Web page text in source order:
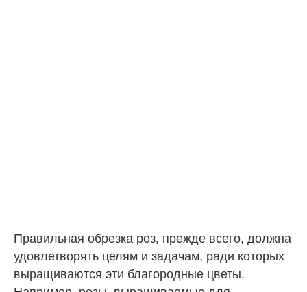
Правильная обрезка роз, прежде всего, должна
удовлетворять целям и задачам, ради которых
выращиваются эти благородные цветы.